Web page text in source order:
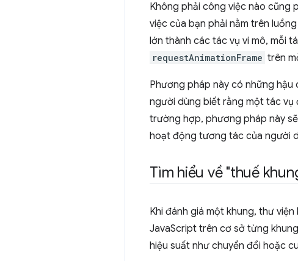
Không phải công việc nào cũng
việc của bạn phải nằm trên
lớn thành các tác vụ vi mô, mỗi
requestAnimationFrame trên
Phương pháp này có những hậu
người dùng biết rằng một tác vụ
trường hợp, phương pháp này
hoạt động tương tác của người
Tìm hiểu về "thuế
Khi đánh giá một khung, thư
JavaScript trên cơ sở từng
hiệu suất như chuyển đổi hoặc